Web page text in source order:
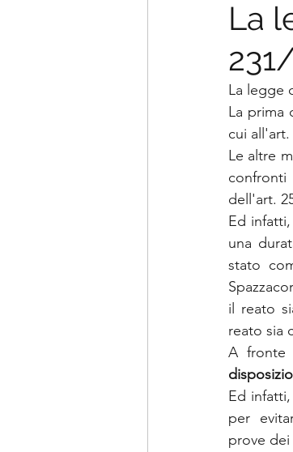
La
La legge
La prima
cui all'art.
Le altre
dell'art.
Ed
una
stato
il reato
reato sia
Ed
per
prove